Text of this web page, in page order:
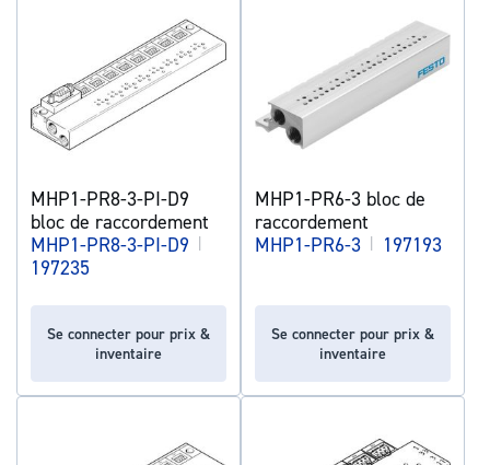
MHP1-PR8-3-PI-D9
bloc de raccordement
MHP1-PR8-3-PI-D9 |
197235
Se connecter pour prix &
inventaire
MHP1-PR6-3 bloc de
raccordement
MHP1-PR6-3 | 197193
Se connecter pour prix &
inventaire